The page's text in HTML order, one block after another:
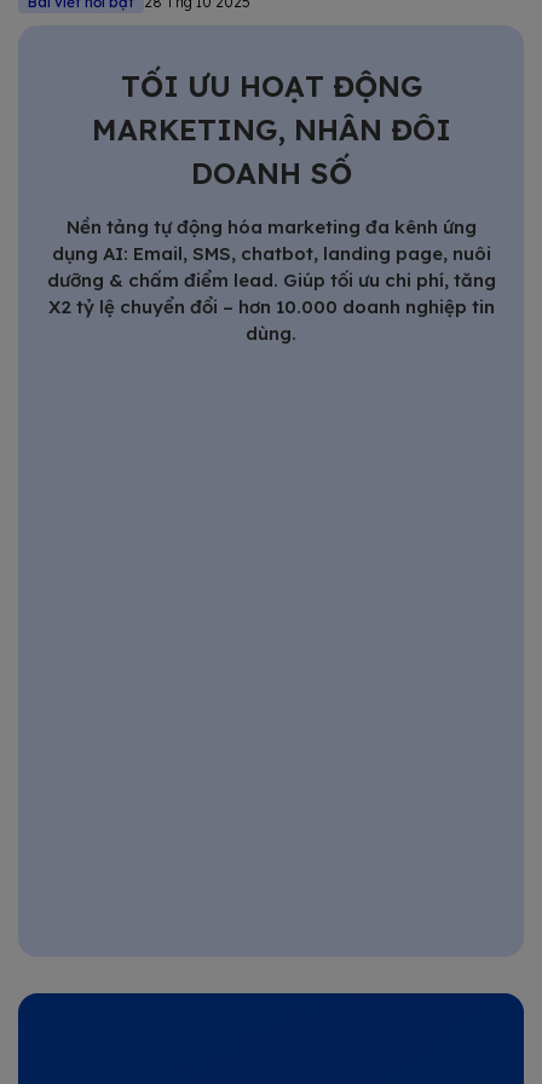
TỐI ƯU HOẠT ĐỘNG
MARKETING, NHÂN ĐÔI
DOANH SỐ
Nền tảng tự động hóa marketing đa kênh ứng
dụng AI: Email, SMS, chatbot, landing page, nuôi
dưỡng & chấm điểm lead. Giúp tối ưu chi phí, tăng
X2 tỷ lệ chuyển đổi – hơn 10.000 doanh nghiệp tin
dùng.